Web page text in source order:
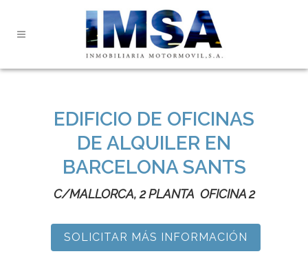
EDIFICIO DE OFICINAS
DE ALQUILER EN
BARCELONA SANTS
C/MALLORCA, 2 PLANTA OFICINA 2
SOLICITAR MÁS INFORMACIÓN